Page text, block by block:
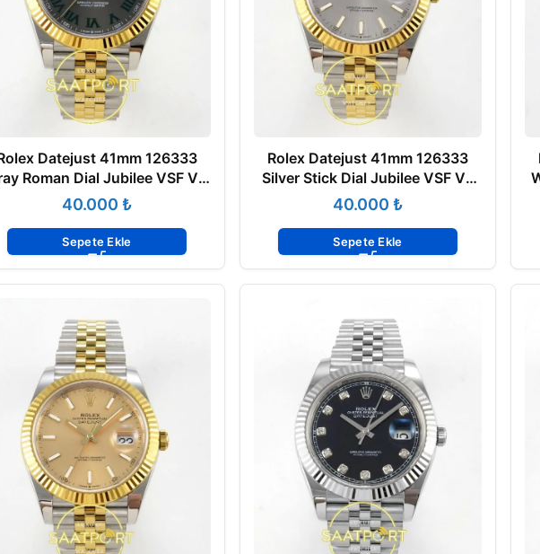
Datejust 41mm 126333
Roman Dial Jubilee VSF V3
Eta Saat₺
Sepete Ekle
Rolex Datejust 41mm 126333
Silver Stick Dial Jubilee VSF V3
Eta Saat₺
Sepete Ekle